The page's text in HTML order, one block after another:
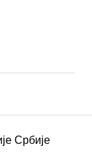
Србије